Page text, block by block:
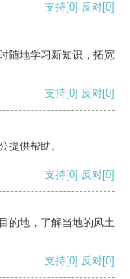
支持[0] 反对[0]
随地学习新知识，拓宽
支持[0] 反对[0]
提供帮助。
支持[0] 反对[0]
的地，了解当地的风土
支持[0] 反对[0]